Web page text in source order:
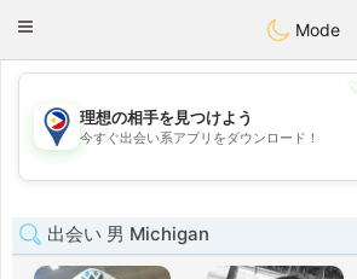
PhilippinesChat
Toggle
Mode
💖
💕
理想の相手を見つけよう
今すぐ出会い系アプリをダウンロード！
出会い 男 Michigan